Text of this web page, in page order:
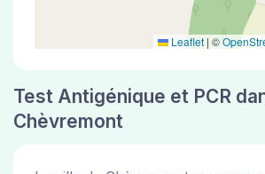
Leaflet | ©
Test Antigénique et PCR
Chèvremont